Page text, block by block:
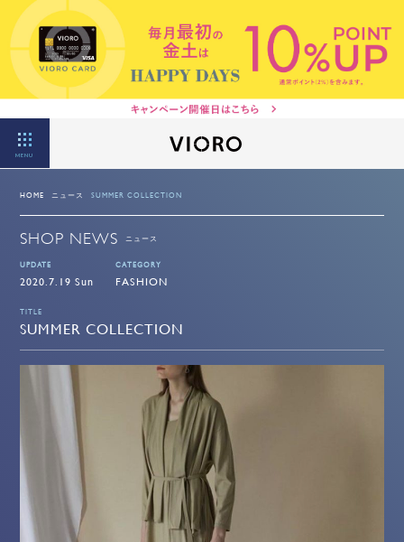
MENU
HOME ニュース SUMMER COLLECTION
SHOP NEWS ニュース
UPDATE
2020.7.19 Sun
CATEGORY
FASHION
TITLE
SUMMER COLLECTION